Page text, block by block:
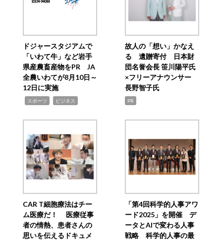
ドジャースタジアムで
「いわて牛」など岩手
県産農畜産物をPR JA
全農いわてが8月10日～
12日に実施
スポーツ ビジネス
故人の「想い」かなえ
る 遺贈寄付 日本財
団名誉会長 笹川陽平氏
×フリーアナウンサー
長野智子氏
PR
CAR T細胞療法はチー
ム医療だ！ 医療従事
者の情熱、患者さんの
思いを伝えるドキュメ
「第4回科学的人事アワ
ード2025」を開催 デ
ータとAIで変わる人事
戦略 科学的人事の最